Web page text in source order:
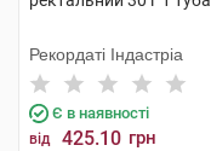
Рекордаті Індастріа
Є в наявності
від 425.10 грн